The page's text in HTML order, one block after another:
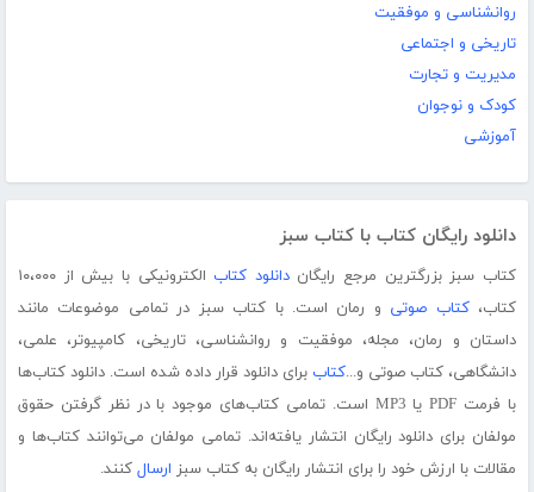
روانشناسی و موفقیت
تاریخی و اجتماعی
مدیریت و تجارت
کودک و نوجوان
آموزشی
دانلود رایگان کتاب با کتاب سبز
کتاب سبز بزرگترین مرجع رایگاندانلود کتاب
الکترونیکی با بیش از ۱۰،۰۰۰
کتاب،کتاب صوتی و رمان است. با کتاب سبز در تمامی موضوعات مانند
داستان و رمان، مجله، موفقیت و روانشناسی، تاریخی، کامپیوتر، علمی،
دانشگاهی، کتاب صوتی و...کتاب برای دانلود قرار داده شده است. دانلود کتاب‌ها
با فرمت PDF یا MP3 است. تمامی کتاب‌های موجود با در نظر گرفتن حقوق
مولفان برای دانلود رایگان انتشار یافته‌اند. تمامی مولفان می‌توانند کتاب‌ها و
مقالات با ارزش خود را برای انتشار رایگان به کتاب سبز ارسال کنند.